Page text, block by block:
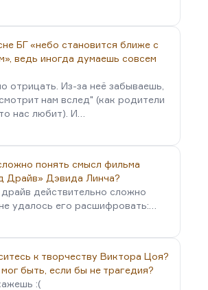
БГ «небо становится ближе с
ведь иногда думаешь совсем
отрицать. Из-за неё забываешь,
нам вслед" (как родители
нас любит). И…
понять смысл фильма
Драйв» Дэвида Линча?
действительно сложно
удалось его расшифровать:…
к творчеству Виктора Цоя?
быть, если бы не трагедия?
:(